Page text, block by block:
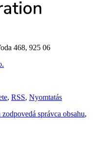
468, 925 06
, RSS, Nyomtatás
zodpovedá správca obsahu,